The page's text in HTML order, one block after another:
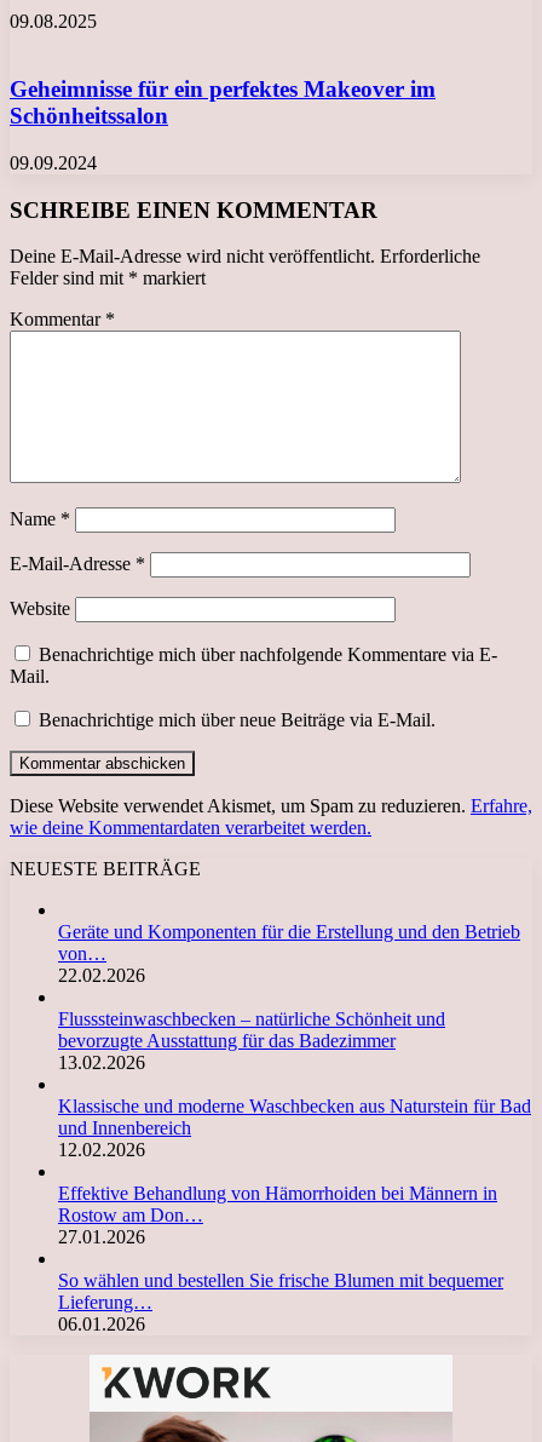
09.08.2025
Geheimnisse für ein perfektes Makeover im
Schönheitssalon
09.09.2024
SCHREIBE EINEN KOMMENTAR
Deine E-Mail-Adresse wird nicht veröffentlicht. Erforderliche
Felder sind mit * markiert
Kommentar *
Name *
E-Mail-Adresse *
Website
Benachrichtige mich über nachfolgende Kommentare via E-
Mail.
Benachrichtige mich über neue Beiträge via E-Mail.
Diese Website verwendet Akismet, um Spam zu reduzieren. Erfahre,
wie deine Kommentardaten verarbeitet werden.
NEUESTE BEITRÄGE
Geräte und Komponenten für die Erstellung und den Betrieb
von…
22.02.2026
Flusssteinwaschbecken – natürliche Schönheit und
bevorzugte Ausstattung für das Badezimmer
13.02.2026
Klassische und moderne Waschbecken aus Naturstein für Bad
und Innenbereich
12.02.2026
Effektive Behandlung von Hämorrhoiden bei Männern in
Rostow am Don…
27.01.2026
So wählen und bestellen Sie frische Blumen mit bequemer
Lieferung…
06.01.2026